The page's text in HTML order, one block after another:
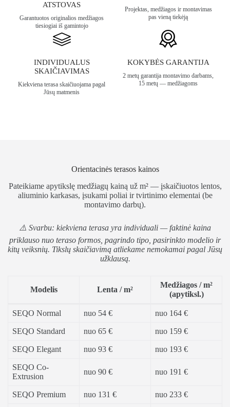
ATSTOVAS
Garantuotos originalios medžiagos
tiesiogiai iš gamintojo
Projektas, medžiagos ir montavimas
pas vieną tiekėją
INDIVIDUALUS
SKAIČIAVIMAS
Kiekviena terasa skaičiuojama pagal
Jūsų matmenis
KOKYBĖS GARANTIJA
2 metų garantija montavimo darbams,
15 metų — medžiagoms
Orientacinės terasos kainos
Pateikiame apytikslę medžiagų kainą už m² — įskaičiuotos lentos,
aliuminio karkasas, įsukami poliai ir tvirtinimo elementai (be
montavimo darbų).
⚠️ Svarbu: kiekviena terasa yra individuali — faktinė kaina
priklauso nuo teraso formos, pagrindo tipo, pasirinkto modelio ir
kitų veiksnių. Tikslų skaičiavimą atliekame nemokamai pagal Jūsų
užklausą.
Modelis Lenta / m²
Medžiagos / m²
(apytiksl.)
SEQO Normal nuo 54 € nuo 164 €
SEQO Standard nuo 65 € nuo 159 €
SEQO Elegant nuo 93 € nuo 193 €
SEQO Co-
Extrusion
nuo 90 € nuo 191 €
SEQO Premium nuo 131 € nuo 233 €